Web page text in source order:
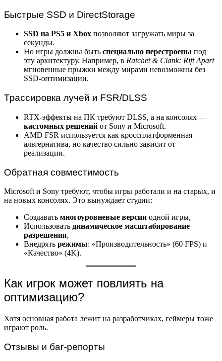
Быстрые SSD и DirectStorage
SSD на PS5 и Xbox позволяют загружать миры за
секунды.
Но игры должны быть специально перестроены под
эту архитектуру. Например, в Ratchet & Clank: Rift Apart
мгновенные прыжки между мирами невозможны без
SSD-оптимизации.
Трассировка лучей и FSR/DLSS
RTX-эффекты на ПК требуют DLSS, а на консолях —
кастомных решений от Sony и Microsoft.
AMD FSR используется как кроссплатформенная
альтернатива, но качество сильно зависит от
реализации.
Обратная совместимость
Microsoft и Sony требуют, чтобы игры работали и на старых, и
на новых консолях. Это вынуждает студии:
Создавать многоуровневые версии одной игры,
Использовать динамическое масштабирование
разрешения,
Внедрять режимы: «Производительность» (60 FPS) и
«Качество» (4K).
Как игрок может повлиять на
оптимизацию?
Хотя основная работа лежит на разработчиках, геймеры тоже
играют роль.
Отзывы и баг-репорты